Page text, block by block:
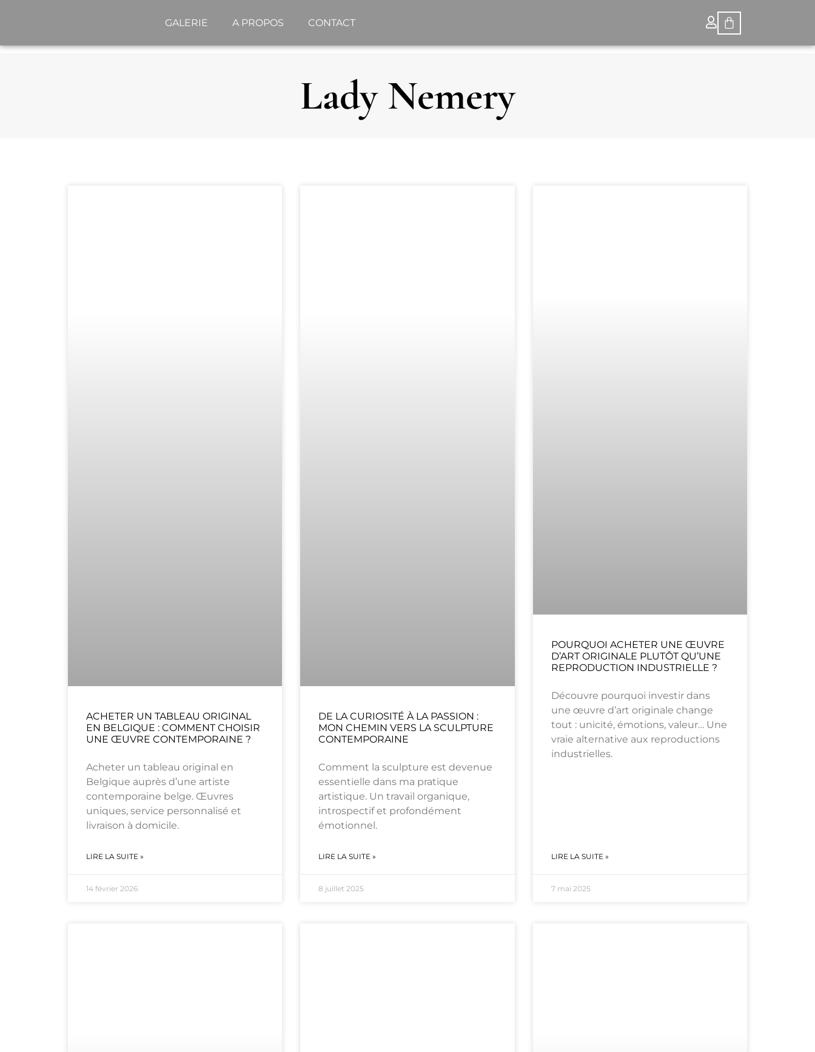
GALERIE A PROPOS CONTACT
Lady Nemery
ACHETER UN TABLEAU ORIGINAL
EN BELGIQUE : COMMENT CHOISIR
UNE ŒUVRE CONTEMPORAINE ?
Acheter un tableau original en
Belgique auprès d’une artiste
contemporaine belge. Œuvres
uniques, service personnalisé et
livraison à domicile.
LIRE LA SUITE »
14 février 2026
DE LA CURIOSITÉ À LA PASSION :
MON CHEMIN VERS LA SCULPTURE
CONTEMPORAINE
Comment la sculpture est devenue
essentielle dans ma pratique
artistique. Un travail organique,
introspectif et profondément
émotionnel.
LIRE LA SUITE »
8 juillet 2025
POURQUOI ACHETER UNE ŒUVRE
D’ART ORIGINALE PLUTÔT QU’UNE
REPRODUCTION INDUSTRIELLE ?
Découvre pourquoi investir dans
une œuvre d’art originale change
tout : unicité, émotions, valeur… Une
vraie alternative aux reproductions
industrielles.
LIRE LA SUITE »
7 mai 2025